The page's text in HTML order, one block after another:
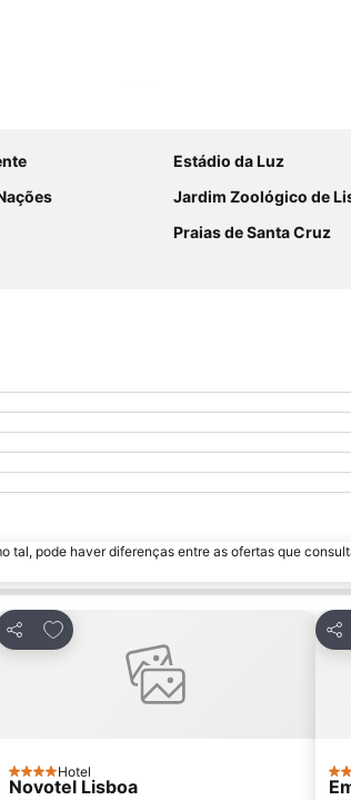
Estádio da Luz
Jardim Zoológico de
Praias de Santa Cruz
tal, pode haver diferenças entre as ofertas que
Partilhar
Adicionar aos favoritos
4 Estrelas
Hotel
Novotel Lisboa 3